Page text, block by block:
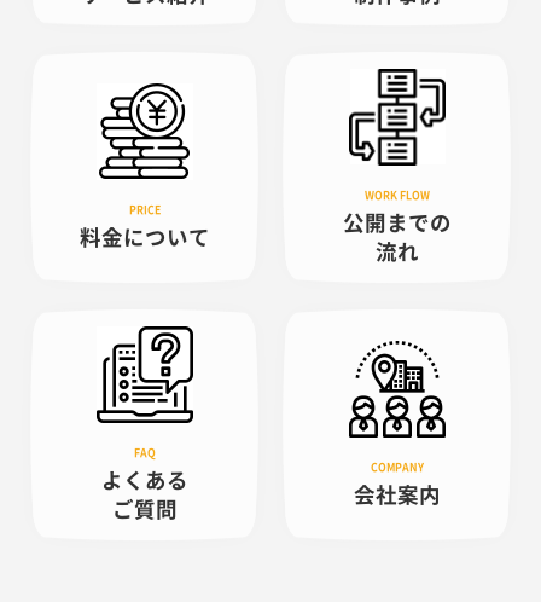
料金について
公開までの
流れ
よくある
ご質問
会社案内